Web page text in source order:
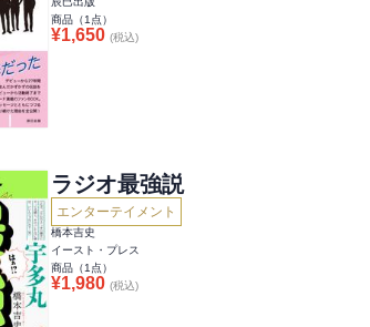
商品（1 点）
¥1,650 (税込)
ラジオ最強説
エンターテイメント
橋本吉史
イースト・プレス
商品（1 点）
¥1,980 (税込)